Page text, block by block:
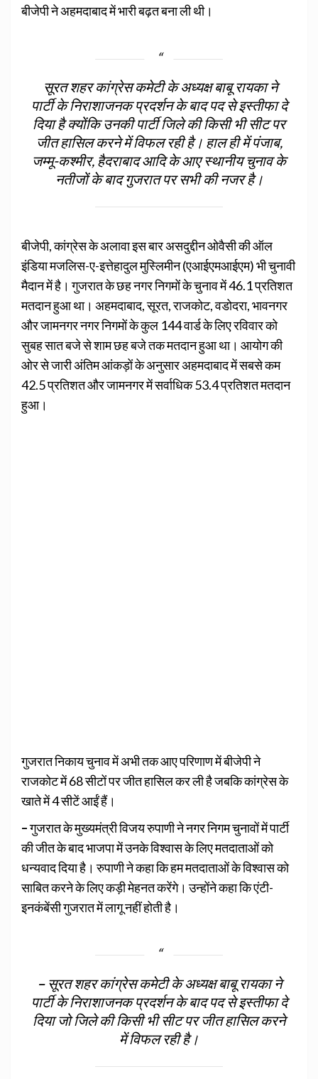
बीजेपी ने अहमदाबाद में भारी बढ़त बना ली थी।
सूरत शहर कांग्रेस कमेटी के अध्यक्ष बाबू रायका ने
पार्टी के निराशाजनक प्रदर्शन के बाद पद से इस्तीफा दे
दिया है क्योंकि उनकी पार्टी जिले की किसी भी सीट पर
जीत हासिल करने में विफल रही है। हाल ही में पंजाब,
जम्मू-कश्मीर, हैदराबाद आदि के आए स्थानीय चुनाव के
नतीजों के बाद गुजरात पर सभी की नजर है।
बीजेपी, कांग्रेस के अलावा इस बार असदुद्दीन ओवैसी की ऑल
इंडिया मजलिस-ए-इत्तेहादुल मुस्लिमीन (एआईएमआईएम) भी चुनावी
मैदान में है। गुजरात के छह नगर निगमों के चुनाव में 46.1 प्रतिशत
मतदान हुआ था। अहमदाबाद, सूरत, राजकोट, वडोदरा, भावनगर
और जामनगर नगर निगमों के कुल 144 वार्ड के लिए रविवार को
सुबह सात बजे से शाम छह बजे तक मतदान हुआ था। आयोग की
ओर से जारी अंतिम आंकड़ों के अनुसार अहमदाबाद में सबसे कम
42.5 प्रतिशत और जामनगर में सर्वाधिक 53.4 प्रतिशत मतदान
हुआ।
गुजरात निकाय चुनाव में अभी तक आए परिणाण में बीजेपी ने
राजकोट में 68 सीटों पर जीत हासिल कर ली है जबकि कांग्रेस के
खाते में 4 सीटें आईं हैं।
–गुजरात के मुख्यमंत्री विजय रुपाणी ने नगर निगम चुनावों में पार्टी
की जीत के बाद भाजपा में उनके विश्वास के लिए मतदाताओं को
धन्यवाद दिया है। रुपाणी ने कहा कि हम मतदाताओं के विश्वास को
साबित करने के लिए कड़ी मेहनत करेंगे। उन्होंने कहा कि एंटी-
इनकंबेंसी गुजरात में लागू नहीं होती है।
– सूरत शहर कांग्रेस कमेटी के अध्यक्ष बाबू रायका ने
पार्टी के निराशाजनक प्रदर्शन के बाद पद से इस्तीफा दे
दिया जो जिले की किसी भी सीट पर जीत हासिल करने
में विफल रही है।